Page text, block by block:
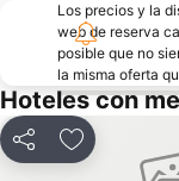
Los precios y la
web de reserva
posible que no
la misma oferta
Hoteles con
CompartirAgregar a